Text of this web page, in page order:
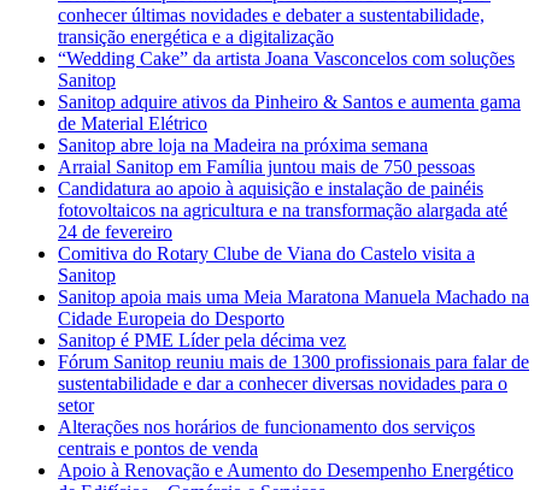
conhecer últimas novidades e debater a sustentabilidade,
transição energética e a digitalização
“Wedding Cake” da artista Joana Vasconcelos com soluções
Sanitop
Sanitop adquire ativos da Pinheiro & Santos e aumenta gama
de Material Elétrico
Sanitop abre loja na Madeira na próxima semana
Arraial Sanitop em Família juntou mais de 750 pessoas
Candidatura ao apoio à aquisição e instalação de painéis
fotovoltaicos na agricultura e na transformação alargada até
24 de fevereiro
Comitiva do Rotary Clube de Viana do Castelo visita a
Sanitop
Sanitop apoia mais uma Meia Maratona Manuela Machado na
Cidade Europeia do Desporto
Sanitop é PME Líder pela décima vez
Fórum Sanitop reuniu mais de 1300 profissionais para falar de
sustentabilidade e dar a conhecer diversas novidades para o
setor
Alterações nos horários de funcionamento dos serviços
centrais e pontos de venda
Apoio à Renovação e Aumento do Desempenho Energético